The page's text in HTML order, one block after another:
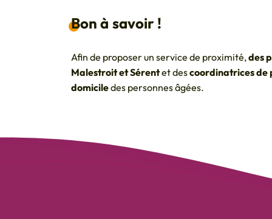
Bon à savoir !
Afin de proposer un service de proximité,des
Malestroit et Sérentet descoordinatrices de
domiciledes personnes âgées.